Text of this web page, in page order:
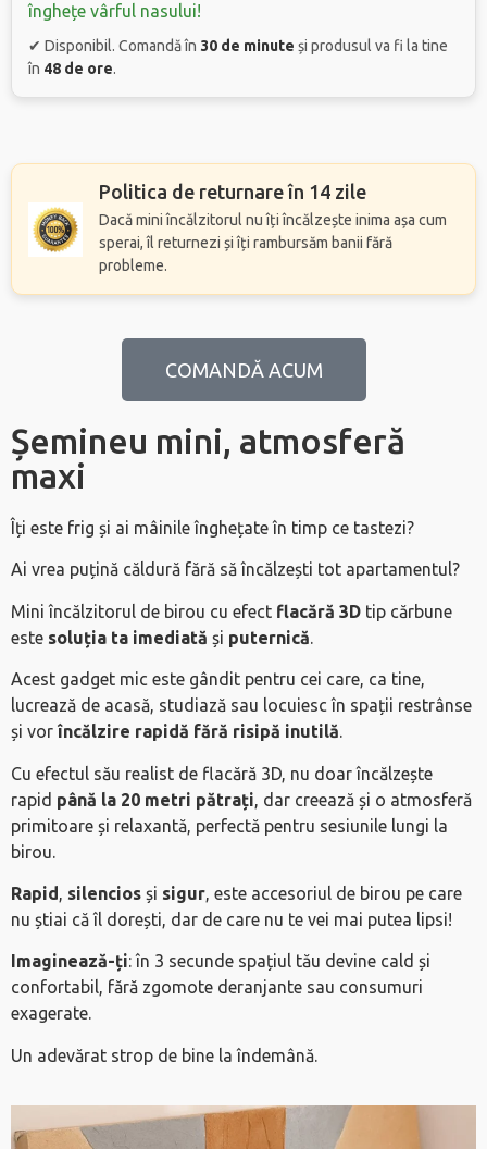
înghețe vârful nasului!
✔ Disponibil. Comandă în 30 de minute și produsul va fi la tine
în 48 de ore.
Politica de returnare în 14 zile
Dacă mini încălzitorul nu îți încălzește inima așa cum
sperai, îl returnezi și îți rambursăm banii fără
probleme.
COMANDĂ ACUM
Șemineu mini, atmosferă
maxi
Îți este frig și ai mâinile înghețate în timp ce tastezi?
Ai vrea puțină căldură fără să încălzești tot apartamentul?
Mini încălzitorul de birou cu efect flacără 3D tip cărbune
este soluția ta imediată și puternică.
Acest gadget mic este gândit pentru cei care, ca tine,
lucrează de acasă, studiază sau locuiesc în spații restrânse
și vor încălzire rapidă fără risipă inutilă.
Cu efectul său realist de flacără 3D, nu doar încălzește
rapid până la 20 metri pătrați , dar creează și o atmosferă
primitoare și relaxantă, perfectă pentru sesiunile lungi la
birou.
Rapid, silencios și sigur, este accesoriul de birou pe care
nu știai că îl dorești, dar de care nu te vei mai putea lipsi!
Imaginează-ți: în 3 secunde spațiul tău devine cald și
confortabil, fără zgomote deranjante sau consumuri
exagerate.
Un adevărat strop de bine la îndemână.